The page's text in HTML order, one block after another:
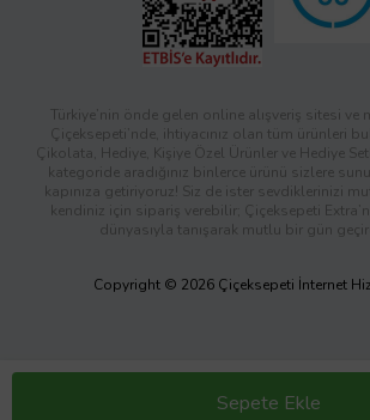
Sepete Ekle
Türkiye’nin önde gelen online alışveriş sitesi
Çiçeksepeti’nde, ihtiyacınız olan tüm ürünleri
Çikolata, Hediye, Kişiye Özel Ürünler ve Hediye
kategoride aradığınız binlerce ürünü sizlere
kapınıza getiriyoruz! Siz de ister sevdiklerinizi
kendiniz için sipariş verebilir; Çiçeksepeti
dünyasıyla tanışarak mutlu bir gün
Copyright © 2026 Çiçeksepeti İnternet